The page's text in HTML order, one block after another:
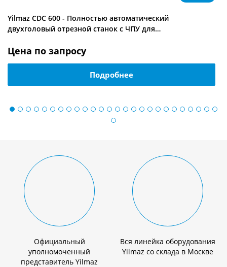
Yilmaz CDC 600 - Полностью автоматический
двухголовый отрезной станок с ЧПУ для…
Цена по запросу
Подробнее
Официальный
уполномоченный
представитель Yilmaz
Вся линейка оборудования
Yilmaz со склада в Москве